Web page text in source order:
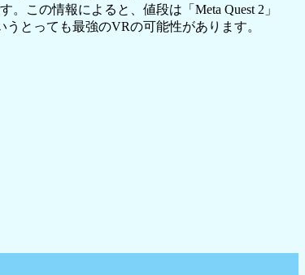
この情報によると、値段は「Meta Quest 2」
うとっても最強のVRの可能性があります。